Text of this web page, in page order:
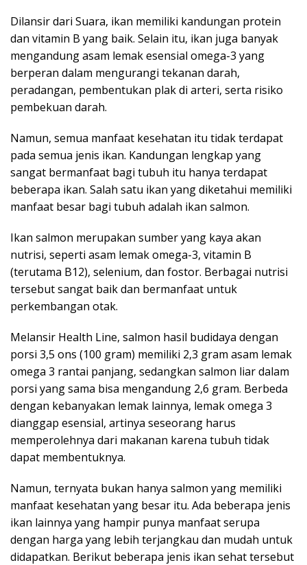
Dilansir dari Suara, ikan memiliki kandungan protein
dan vitamin B yang baik. Selain itu, ikan juga banyak
mengandung asam lemak esensial omega-3 yang
berperan dalam mengurangi tekanan darah,
peradangan, pembentukan plak di arteri, serta risiko
pembekuan darah.
Namun, semua manfaat kesehatan itu tidak terdapat
pada semua jenis ikan. Kandungan lengkap yang
sangat bermanfaat bagi tubuh itu hanya terdapat
beberapa ikan. Salah satu ikan yang diketahui memiliki
manfaat besar bagi tubuh adalah ikan salmon.
Ikan salmon merupakan sumber yang kaya akan
nutrisi, seperti asam lemak omega-3, vitamin B
(terutama B12), selenium, dan fostor. Berbagai nutrisi
tersebut sangat baik dan bermanfaat untuk
perkembangan otak.
Melansir Health Line, salmon hasil budidaya dengan
porsi 3,5 ons (100 gram) memiliki 2,3 gram asam lemak
omega 3 rantai panjang, sedangkan salmon liar dalam
porsi yang sama bisa mengandung 2,6 gram. Berbeda
dengan kebanyakan lemak lainnya, lemak omega 3
dianggap esensial, artinya seseorang harus
memperolehnya dari makanan karena tubuh tidak
dapat membentuknya.
Namun, ternyata bukan hanya salmon yang memiliki
manfaat kesehatan yang besar itu. Ada beberapa jenis
ikan lainnya yang hampir punya manfaat serupa
dengan harga yang lebih terjangkau dan mudah untuk
didapatkan. Berikut beberapa jenis ikan sehat tersebut